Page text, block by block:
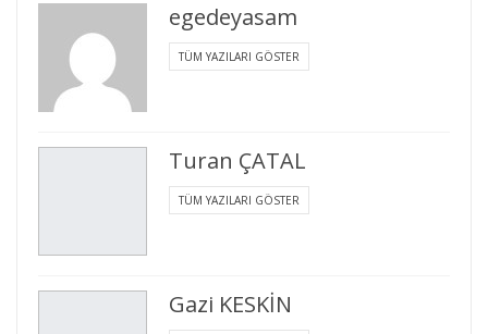
egedeyasam
TÜM YAZILARI GÖSTER
Turan ÇATAL
TÜM YAZILARI GÖSTER
Gazi KESKİN